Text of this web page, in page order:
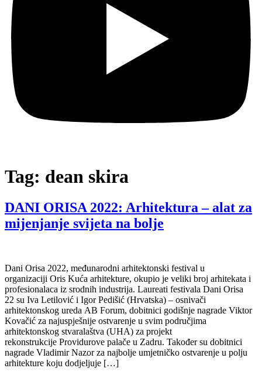
Tag: dean skira
DANI ORISA 2022: Arhitektura – alat za
mijenjanje svijeta na bolje
Dani Orisa 2022, međunarodni arhitektonski festival u
organizaciji Oris Kuća arhitekture, okupio je veliki broj arhitekata i
profesionalaca iz srodnih industrija. Laureati festivala Dani Orisa
22 su Iva Letilović i Igor Pedišić (Hrvatska) – osnivači
arhitektonskog ureda AB Forum, dobitnici godišnje nagrade Viktor
Kovačić za najuspješnije ostvarenje u svim područjima
arhitektonskog stvaralaštva (UHA) za projekt
rekonstrukcije Providurove palače u Zadru. Također su dobitnici
nagrade Vladimir Nazor za najbolje umjetničko ostvarenje u polju
arhitekture koju dodjeljuje […]